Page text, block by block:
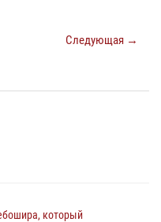
Следующая →
который